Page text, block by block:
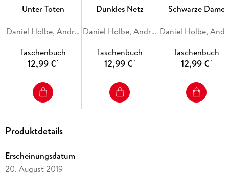
Unter Toten
Daniel Holbe, Andreas Franz
Taschenbuch
12,99 €*
Dunkles Netz
Daniel Holbe, Andreas Franz
Taschenbuch
12,99 €*
Schwarze Dame
Taschenbuch
12,99 €*
Produktdetails
Erscheinungsdatum
20. August 2019